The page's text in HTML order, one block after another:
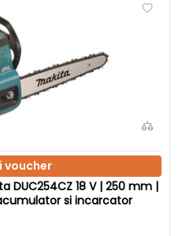
voucher
DUC254CZ 18 V | 250 mm |
si incarcator